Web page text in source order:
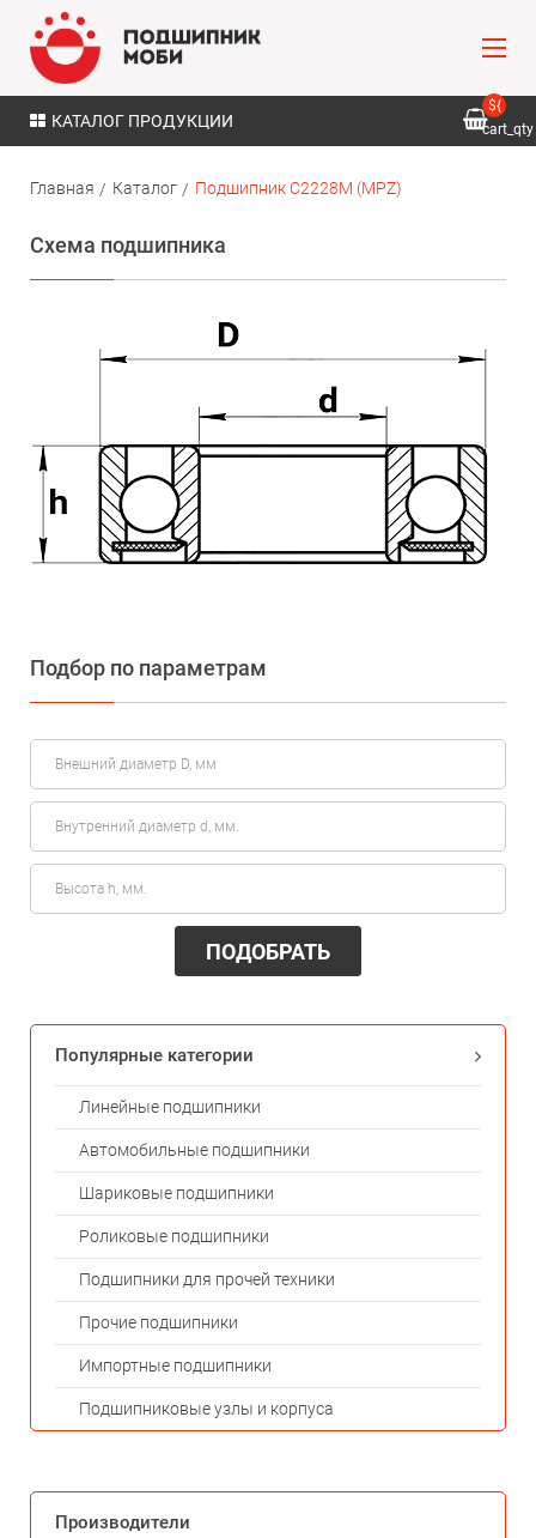
КАТАЛОГ ПРОДУКЦИИ
${
cart_qty
Главная Каталог Подшипник C2228M (MPZ)
Схема подшипника
Подбор по параметрам
ПОДОБРАТЬ
Популярные категории
Линейные подшипники
Автомобильные подшипники
Шариковые подшипники
Роликовые подшипники
Подшипники для прочей техники
Прочие подшипники
Импортные подшипники
Подшипниковые узлы и корпуса
Производители